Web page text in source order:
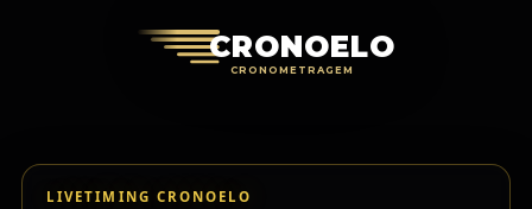
CRONOELO
CRONOMETRAGEM
LIVETIMING CRONOELO